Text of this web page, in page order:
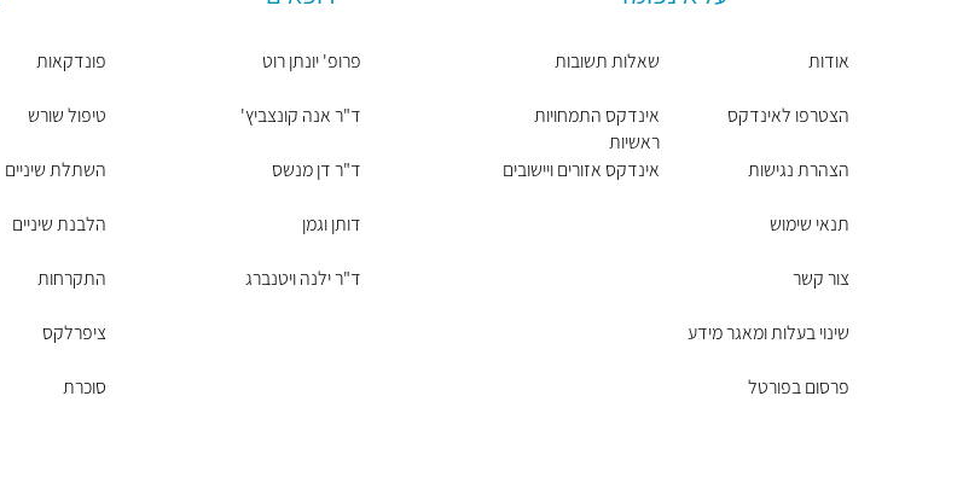
אודות
הצטרפו לאינדקס
הצהרת נגישות
תנאי שימוש
צור קשר
שינוי בעלות ומאגר מידע
פרסום בפורטל
שאלות תשובות
אינדקס התמחויות
ראשיות
אינדקס אזורים ויישובים
פרופ' יונתן רוט
ד"ר אנה קונצביץ'
ד"ר דן מנשס
דותן וגמן
ד"ר ילנה ויטנברג
פונדקאות
טיפול שורש
השתלת שיניים
הלבנת שיניים
התקרחות
ציפרלקס
סוכרת